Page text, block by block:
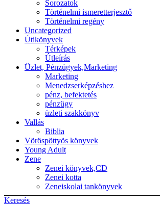
Keresés
Sorozatok
Történelmi ismeretterjesztő
Történelmi regény
Uncategorized
Útikönyvek
Térképek
Útleírás
Üzlet, Pénzügyek,Marketing
Marketing
Menedzserképzéshez
pénz, befektetés
pénzügy
üzleti szakkönyv
Vallás
Biblia
Vöröspöttyös könyvek
Young Adult
Zene
Zenei könyvek,CD
Zenei kotta
Zeneiskolai tankönyvek